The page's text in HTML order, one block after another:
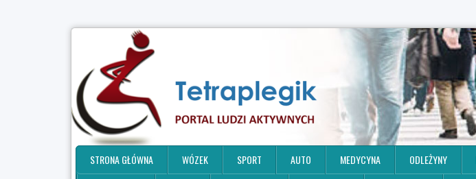
STRONA GŁÓWNA WÓZEK SPORT AUTO MEDYCYNA ODLEŻYNY